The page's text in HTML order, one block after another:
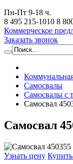
Пн-Пт 9-18 ч.
8 495 215-1010 8
Коммерческое
Заказать звонок
Самосвалы
Самосвалы с
Самосвал
Самосвал
Узнать цену